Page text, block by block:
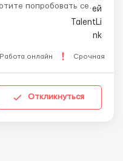
Работа онлайн Срочная
Откликнуться